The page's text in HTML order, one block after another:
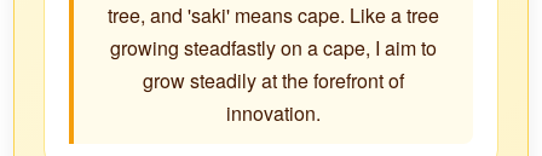
tree, and 'saki' means cape. Like a tree
growing steadfastly on a cape, I aim to
grow steadily at the forefront of
innovation.